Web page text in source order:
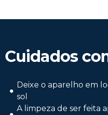
Cuidados
Deixe o aparelho em
sol
A limpeza de ser feita